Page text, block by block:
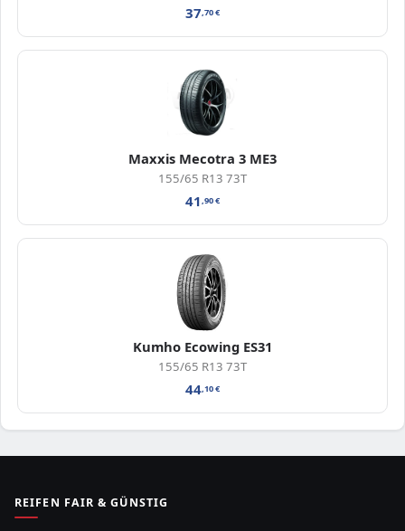
37,70€
Maxxis Mecotra 3 ME3
155/65 R13 73T
41,90€
Kumho Ecowing ES31
155/65 R13 73T
44,10€
REIFEN FAIR & GÜNSTIG